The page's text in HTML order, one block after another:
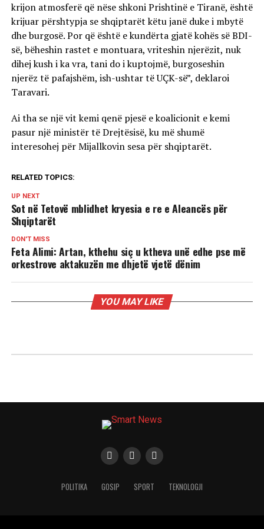
krijon atmosferë që nëse shkoni Prishtinë e Tiranë, është
krijuar përshtypja se shqiptarët këtu janë duke i mbytë
dhe burgosë. Por që është e kundërta gjatë kohës së BDI-
së, bëheshin rastet e montuara, vriteshin njerëzit, nuk
dihej kush i ka vra, tani do i kuptojmë, burgoseshin
njerëz të pafajshëm, ish-ushtar të UÇK-së”, deklaroi
Taravari.
Ai tha se një vit kemi qenë pjesë e koalicionit e kemi
pasur një ministër të Drejtësisë, ku më shumë
interesohej për Mijallkovin sesa për shqiptarët.
RELATED TOPICS:
UP NEXT
Sot në Tetovë mblidhet kryesia e re e Aleancës për
Shqiptarët
DON'T MISS
Feta Alimi: Artan, kthehu siç u ktheva unë edhe pse më
orkestrove aktakuzën me dhjetë vjetë dënim
YOU MAY LIKE
POLITIKA GOSIP SPORT TEKNOLOGJI